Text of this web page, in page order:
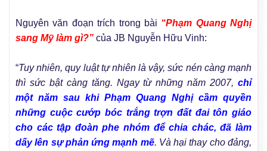
Nguyên văn đoạn trích trong bài “Phạm Quang Nghị
sang Mỹ làm gì?” của JB Nguyễn Hữu Vinh:
“Tuy nhiên, quy luật tự nhiên là vậy, sức nén càng mạnh
thì sức bật càng tăng. Ngay từ những năm 2007, chỉ
một năm sau khi Phạm Quang Nghị cầm quyền
những cuộc cướp bóc trắng trợn đất đai tôn giáo
cho các tập đoàn phe nhóm để chia chác, đã làm
dấy lên sự phản ứng mạnh mẽ. Và hại thay cho đảng,